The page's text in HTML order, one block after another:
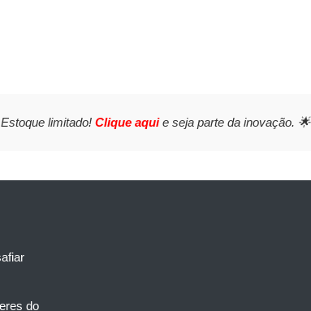
limitado! Clique aquie seja parte da inovação. 🌟
do